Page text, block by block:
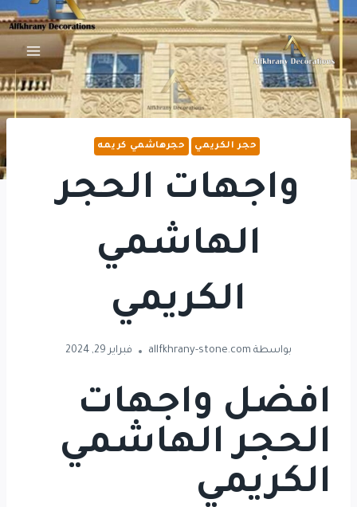
التجاوز
إلى
المحتوى
حجر الكريمي حجرهاشمي كريمه
واجهات الحجر
الهاشمي
الكريمي
بواسطة allfkhrany-stone.com فبراير 29, 2024
افضل واجهات
الحجر الهاشمي
الكريمي